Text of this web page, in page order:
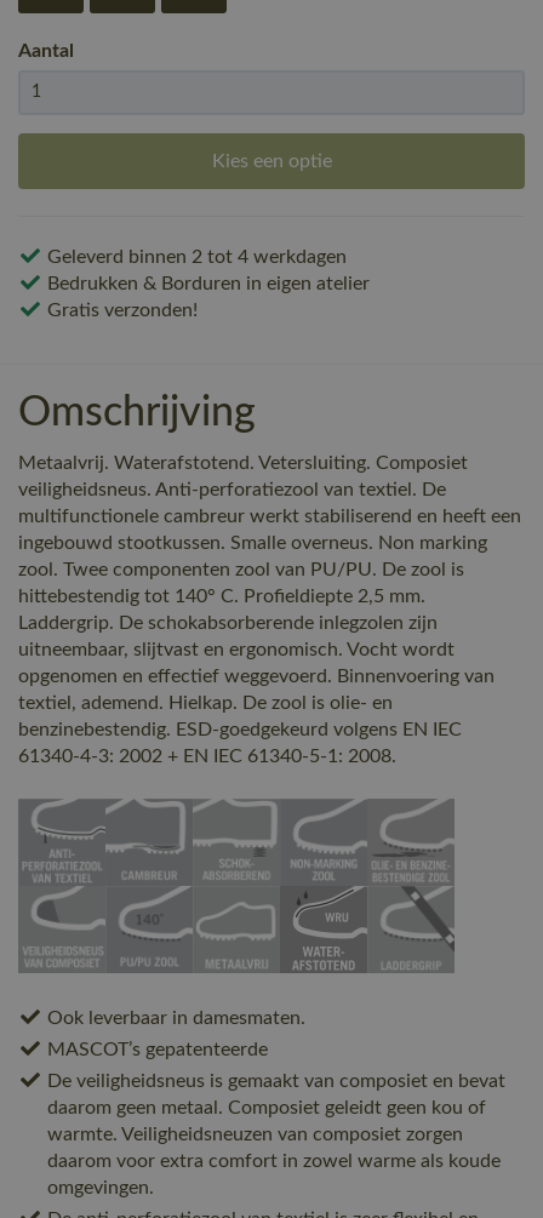
Aantal
Kies een optie
Geleverd binnen 2 tot 4 werkdagen
Bedrukken & Borduren in eigen atelier
Gratis verzonden!
Omschrijving
Metaalvrij. Waterafstotend. Vetersluiting. Composiet
veiligheidsneus. Anti-perforatiezool van textiel. De
multifunctionele cambreur werkt stabiliserend en heeft een
ingebouwd stootkussen. Smalle overneus. Non marking
zool. Twee componenten zool van PU/PU. De zool is
hittebestendig tot 140° C. Profieldiepte 2,5 mm.
Laddergrip. De schokabsorberende inlegzolen zijn
uitneembaar, slijtvast en ergonomisch. Vocht wordt
opgenomen en effectief weggevoerd. Binnenvoering van
textiel, ademend. Hielkap. De zool is olie- en
benzinebestendig. ESD-goedgekeurd volgens EN IEC
61340-4-3: 2002 + EN IEC 61340-5-1: 2008.
Ook leverbaar in damesmaten.
MASCOT’s gepatenteerde
De veiligheidsneus is gemaakt van composiet en bevat
daarom geen metaal. Composiet geleidt geen kou of
warmte. Veiligheidsneuzen van composiet zorgen
daarom voor extra comfort in zowel warme als koude
omgevingen.